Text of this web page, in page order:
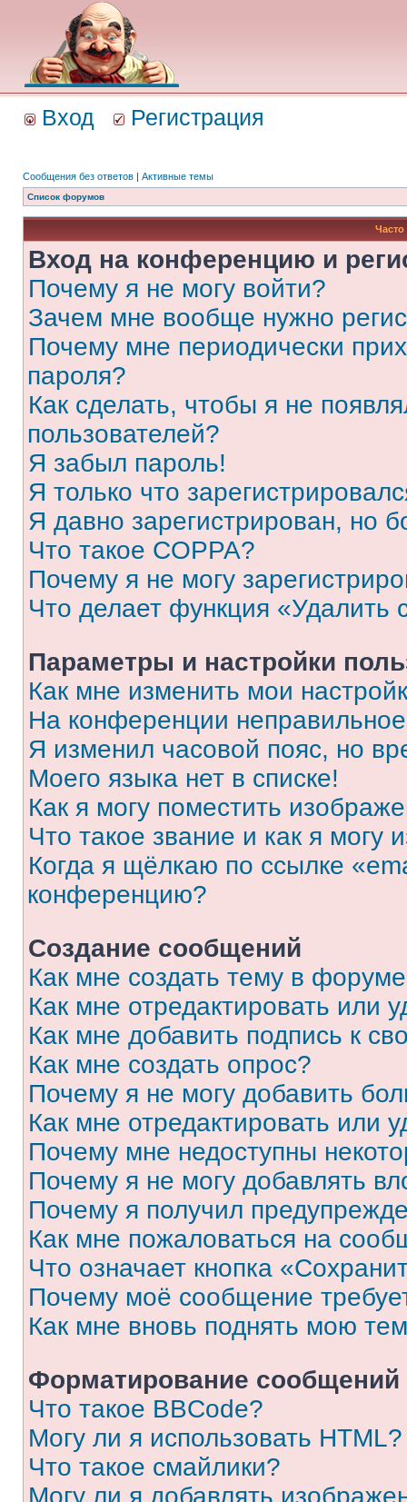
Вход Регистрация
Сообщения без ответов | Активные темы
Список форумов
Вход на конференцию и
Почему я не могу войти?
Зачем мне вообще нужно
Почему мне периодически
пароля?
Как сделать, чтобы я не
пользователей?
Я забыл пароль!
Я только что
Я давно зарегистрирован, но
Что такое COPPA?
Почему я не могу
Что делает функция «Удалить
Параметры и настройки
Как мне изменить мои
На конференции
Я изменил часовой пояс, но
Моего языка нет в списке!
Как я могу поместить
Что такое звание и как я могу
Когда я щёлкаю по ссылке
конференцию?
Создание сообщений
Как мне создать тему в
Как мне отредактировать или
Как мне добавить подпись к
Как мне создать опрос?
Почему я не могу добавить
Как мне отредактировать или
Почему мне недоступны
Почему я не могу добавлять
Почему я получил
Как мне пожаловаться на
Что означает кнопка
Почему моё сообщение
Как мне вновь поднять мою
Форматирование
Что такое BBCode?
Могу ли я использовать HTML?
Что такое смайлики?
Могу ли я добавлять